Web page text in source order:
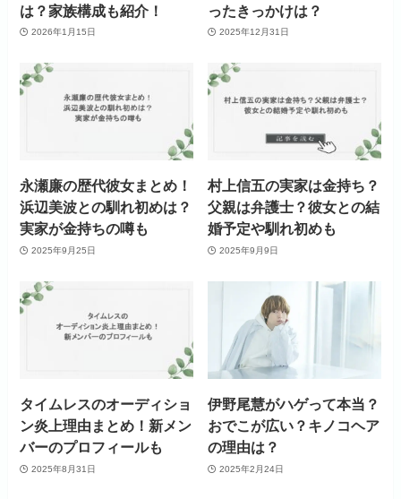
は？家族構成も紹介！
2026年1月15日
ったきっかけは？
2025年12月31日
永瀬廉の歴代彼女まとめ！
浜辺美波との馴れ初めは？
実家が金持ちの噂も
2025年9月25日
村上信五の実家は金持ち？
父親は弁護士？彼女との結
婚予定や馴れ初めも
2025年9月9日
タイムレスのオーディショ
ン炎上理由まとめ！新メン
バーのプロフィールも
2025年8月31日
伊野尾慧がハゲって本当？
おでこが広い？キノコヘア
の理由は？
2025年2月24日